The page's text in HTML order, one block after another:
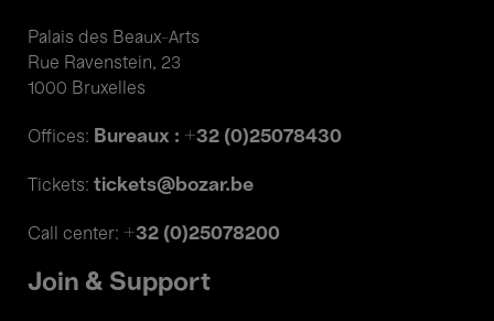
Palais des Beaux-Arts
Rue Ravenstein, 23
1000 Bruxelles
Offices: Bureaux : +32 (0)25078430
Tickets: tickets@bozar.be
Call center: +32 (0)25078200
Join & Support